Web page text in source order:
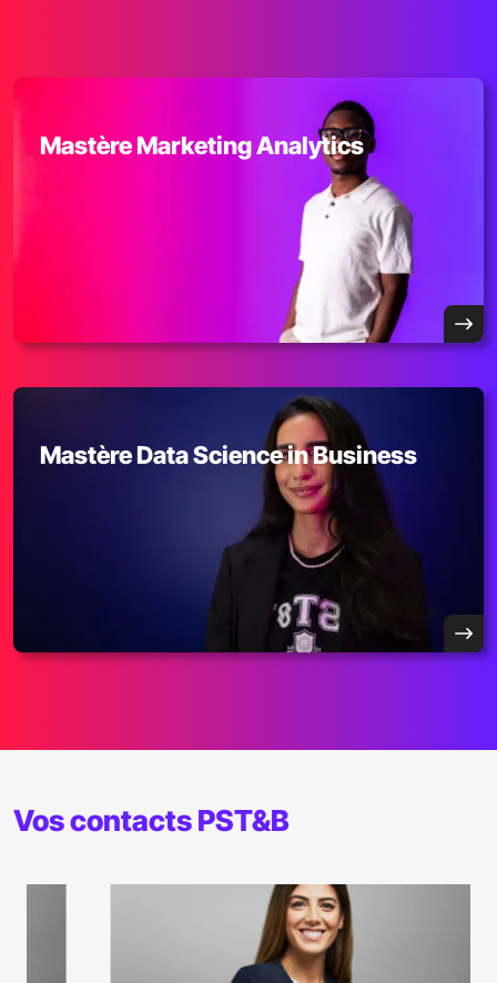
Mastère Marketing Analytics
Mastère Data Science in Business
Vos contacts PST&B